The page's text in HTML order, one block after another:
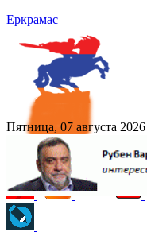
Еркрамас
Пятница, 07 августа 2026